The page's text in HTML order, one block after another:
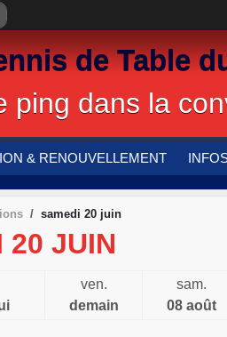
de Table
ping dans la
& RENOUVELLEMENT
samedi 20 juin
20 JUIN
ven.
demain
sam.
08 août
cookies